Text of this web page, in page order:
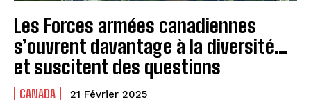
Les Forces armées canadiennes
s’ouvrent davantage à la diversité…
et suscitent des questions
CANADA 21 Février 2025